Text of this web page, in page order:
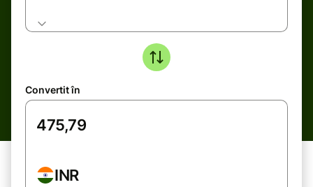
Convertit în
INR